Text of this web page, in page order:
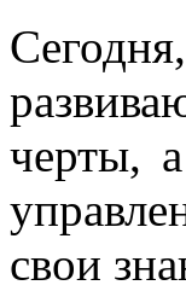
черты,
свои